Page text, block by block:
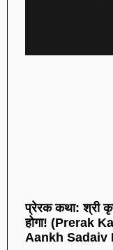
प्रेरक कथा: श्री
होगा! (Prerak
Aankh Sadaiv